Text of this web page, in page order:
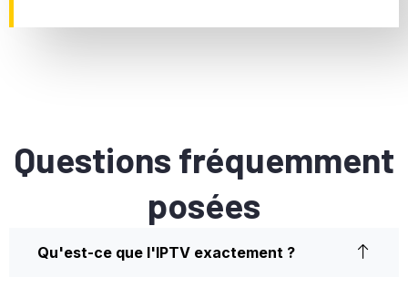
Questions fréquemment
posées
Qu'est-ce que l'IPTV exactement ?